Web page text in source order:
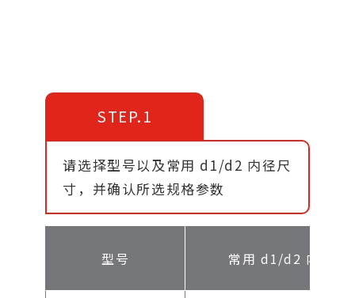
STEP.1
请选择型号以及常用 d1/d2 内径尺
寸，并确认所选规格参数
型号 常用 d1/d2 内径尺